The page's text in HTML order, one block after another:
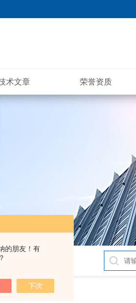
的朋友！有
术文章 荣誉资质